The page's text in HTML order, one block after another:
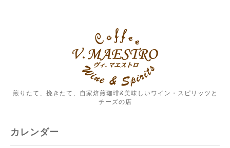
煎りたて、挽きたて、自家焙煎珈琲&美味しいワイン・スピリッツと
チーズの店
カレンダー